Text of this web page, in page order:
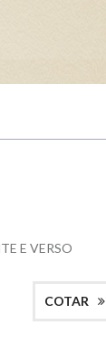
E VERSO
COTAR